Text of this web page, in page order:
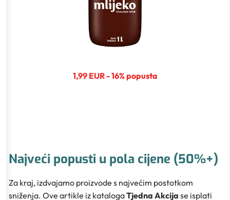
1,99 EUR - 16% popusta
Najveći popusti u pola cijene (50%+)
Za kraj, izdvajamo proizvode s najvećim postotkom
sniženja. Ove artikle iz katalogaTjedna Akcija se isplati